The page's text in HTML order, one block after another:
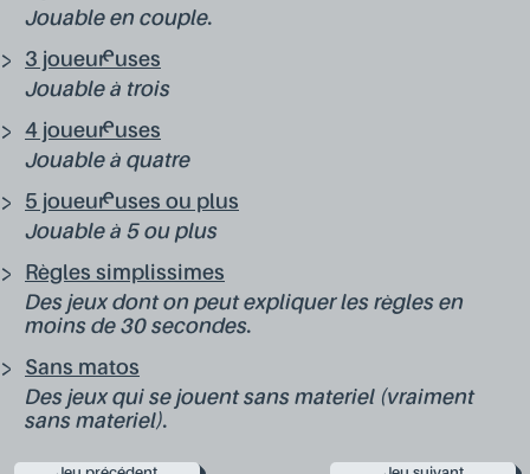
Jouable en couple.
3 joueur·euses
Jouable à trois
4 joueur·euses
Jouable à quatre
5 joueur·euses ou plus
Jouable à 5 ou plus
Règles simplissimes
Des jeux dont on peut expliquer les règles en
moins de 30 secondes.
Sans matos
Des jeux qui se jouent sans materiel (vraiment
sans materiel).